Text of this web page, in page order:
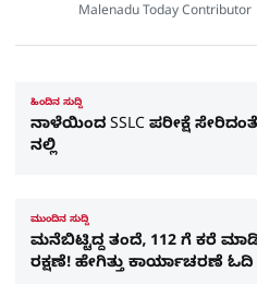
Malenadu Today Contributor
ಹಿಂದಿನ ಸುದ್ದಿ
ನಾಳೆಯಿಂದ SSLC ಪರೀಕ್ಷೆ
ನಲ್ಲಿ
ಮುಂದಿನ ಸುದ್ದಿ
ಮನೆಬಿಟ್ಟಿದ್ದ ತಂದೆ, 112 ಗೆ ಕರೆ
ರಕ್ಷಣೆ! ಹೇಗಿತ್ತು ಕಾರ್ಯಾಚರಣೆ ಓದಿ